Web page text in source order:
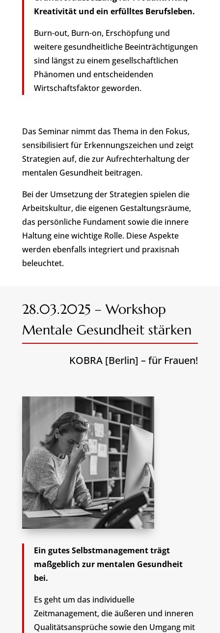
Kreativität und ein erfülltes Berufsleben.
Burn-out, Burn-on, Erschöpfung und
weitere gesundheitliche Beeinträchtigungen
sind längst zu einem gesellschaftlichen
Phänomen und entscheidenden
Wirtschaftsfaktor geworden.
Das Seminar nimmt das Thema in den Fokus,
sensibilisiert für Erkennungszeichen und zeigt
Strategien auf, die zur Aufrechterhaltung der
mentalen Gesundheit beitragen.
Bei der Umsetzung der Strategien spielen die
Arbeitskultur, die eigenen Gestaltungsräume,
das persönliche Fundament sowie die innere
Haltung eine wichtige Rolle. Diese Aspekte
werden ebenfalls integriert und praxisnah
beleuchtet.
28.03.2025 – Workshop
Mentale Gesundheit stärken
KOBRA [Berlin] – für Frauen!
Ein gutes Selbstmanagement trägt
maßgeblich zur mentalen Gesundheit
bei.
Es geht um das individuelle
Zeitmanagement, die äußeren und inneren
Qualitätsansprüche sowie den Umgang mit